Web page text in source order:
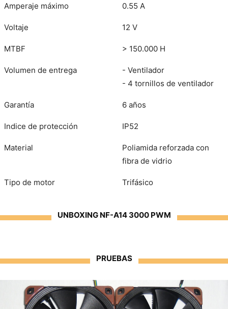
Amperaje máximo 0.55 A
Voltaje 12 V
MTBF > 150.000 H
Volumen de entrega
- Ventilador
- 4 tornillos de ventilador
Garantía 6 años
Indice de protección IP52
Material
Poliamida reforzada con
fibra de vidrio
Tipo de motor Trifásico
UNBOXING NF-A14 3000 PWM
PRUEBAS